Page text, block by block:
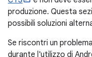
produzione. Questa
possibili soluzioni
Se riscontri un
durante l'utilizzo di